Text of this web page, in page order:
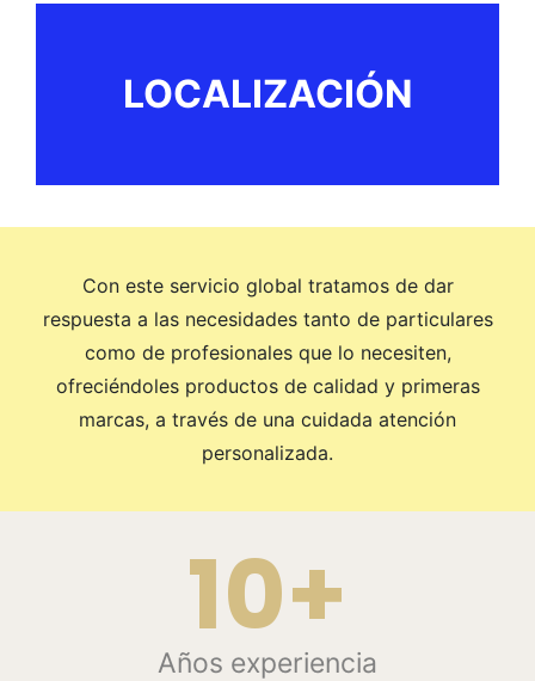
LOCALIZACIÓN
Con este servicio global tratamos de dar
respuesta a las necesidades tanto de particulares
como de profesionales que lo necesiten,
ofreciéndoles productos de calidad y primeras
marcas, a través de una cuidada atención
personalizada.
10+
Años experiencia